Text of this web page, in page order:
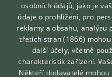
osobních údajů, jako je
údaje o prohlížení, pro
reklamy a obsahu, analýzu
třetích stran (1866)
další účely, včetně
charakteristik zařízení.
Někteří dodavatelé